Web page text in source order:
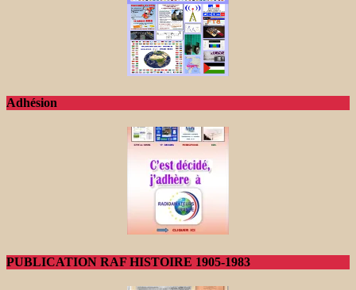
Adhésion
PUBLICATION RAF HISTOIRE 1905-1983